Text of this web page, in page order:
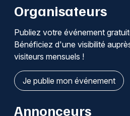
Organisateurs
Publiez votre événement
Bénéficiez d'une visibilité
visiteurs mensuels !
Je publie mon événement
Annonceurs